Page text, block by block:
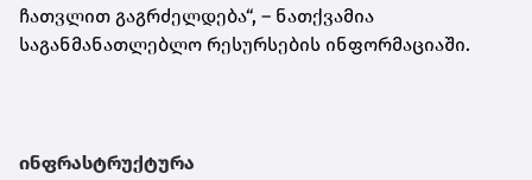
ჩათვლით გაგრძელდება“, – ნათქვამია
საგანმანათლებლო რესურსების ინფორმაციაში.
ინფრასტრუქტურა